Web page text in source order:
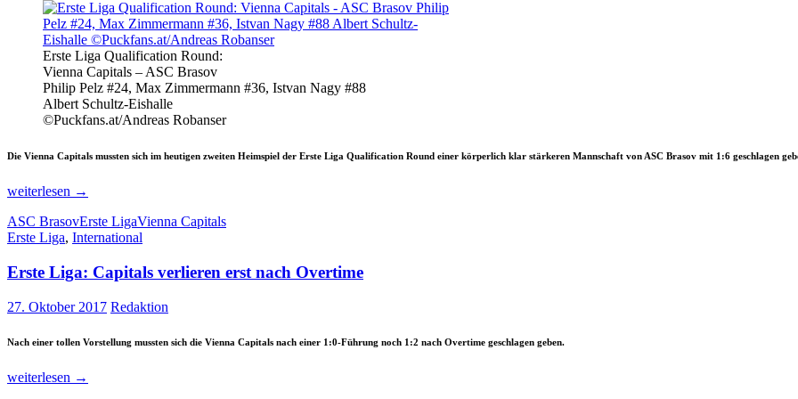
Erste Liga Qualification Round:
Vienna Capitals – ASC Brasov
Philip Pelz #24, Max Zimmermann #36, Istvan Nagy #88
Albert Schultz-Eishalle
©Puckfans.at/Andreas Robanser
Die Vienna Capitals mussten sich im heutigen zweiten Heimspiel der Erste Liga Qualification Round einer körperlich klar stärkeren Mannschaft von ASC Brasov mit 1:6 geschlagen
Erste
Brasov
gab
Capitals
wirkliche
Chance
weiterlesen →
ASC BrasovErste LigaVienna Capitals
Erste Liga, International
Erste Liga: Capitals verlieren erst nach Overtime
27. Oktober 2017 Redaktion
Nach einer tollen Vorstellung mussten sich die Vienna Capitals nach einer 1:0-Führung noch 1:2 nach Overtime geschlagen geben.
Erste
weiterlesen →